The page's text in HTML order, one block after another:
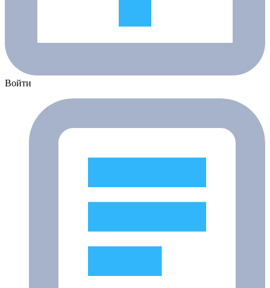
Войти